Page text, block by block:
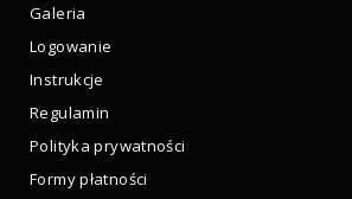
Galeria
Logowanie
Instrukcje
Regulamin
Polityka prywatności
Formy płatności